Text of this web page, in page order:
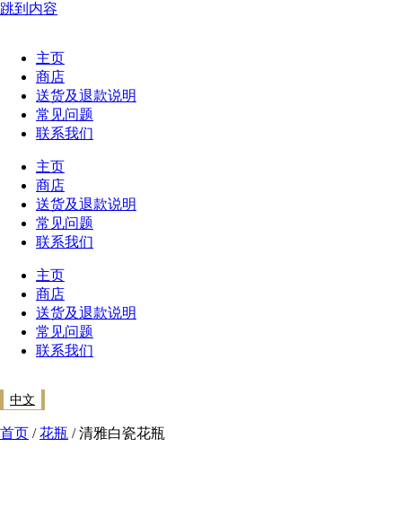
跳到内容
主页
商店
送货及退款说明
常见问题
联系我们
主页
商店
送货及退款说明
常见问题
联系我们
主页
商店
送货及退款说明
常见问题
联系我们
中文
首页 /花瓶 / 清雅白瓷花瓶